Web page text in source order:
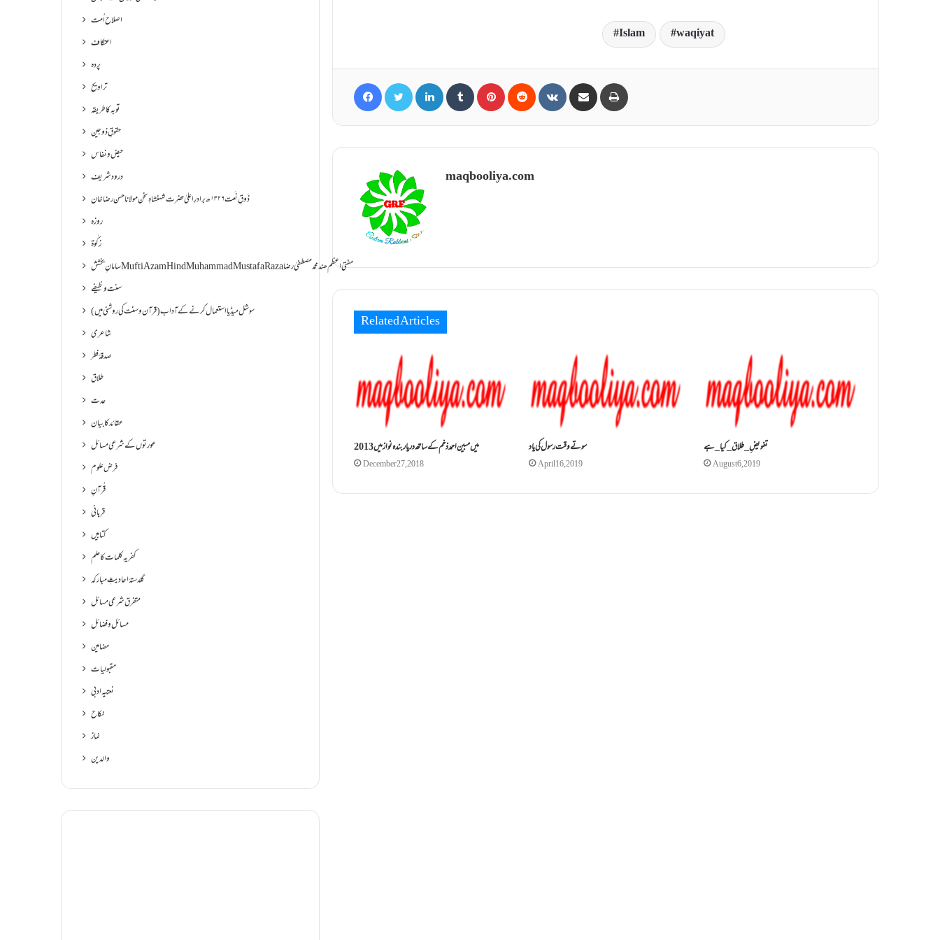
Islam waqiyat
maqbooliya.com
Related Articles
2013 میں مبین احمدذخم کے ساتھ دریاربندہ نواز میں
December 27, 2018
سوتے وقت رسول کی یاد
April 16, 2019
تفویضِ_طلاق_کیا_ہے
August 6, 2019
اصلاح اُمت
اعتکاف
پردہ
تراویح
توبہ کا طریقہ
حقوقِ ذوجین
حیض و نفاس
درود شریف
ذَوقِ نَعت ۱۳۲۶ھ برادرِ اعلیٰ حضرت شہنشاہِ سخن مولانا حسن رضا خان
روزہ
زکٰوۃ
سامانِ بخشش Mufti Azam Hind Muhammad Mustafa Raza مفتی اعظم ھند محمد مصطفیٰ رضا
سنت وظیفے
سوشل میڈیا استعمال کرنے کے آداب (قرآن و سنت کی روشنی میں)
شاعری
صدقۂ فطر
طلاق
عدت
عقائد کا بیان
عورتوں کے شرعی مسائل
فرض علوم
قُرآنِ
قربانی
کتابیں
کفریہ کلمات کا علم
گلدستۂ احادیثِ مبارکہ
متفرق شرعی مسائل
مسائل و فضائل
مضامین
مقبولیات
نعتیہ ادبی
نکاح
نماز
والدین